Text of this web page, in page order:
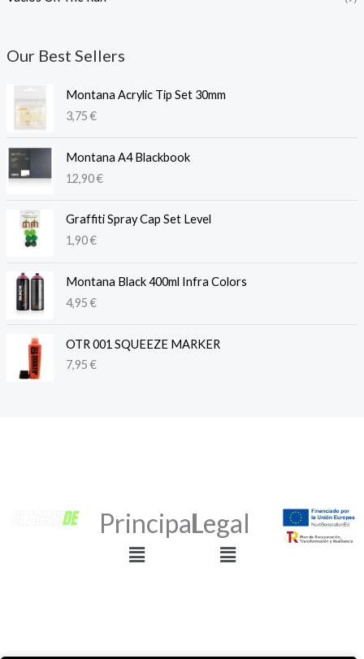
Our Best Sellers
Montana Acrylic Tip Set 30mm
3,75€
Montana A4 Blackbook
12,90€
Graffiti Spray Cap Set Level
1,90€
Montana Black 400ml Infra Colors
4,95€
OTR 001 SQUEEZE MARKER
7,95€
Principal
Menú
Legal
Menú